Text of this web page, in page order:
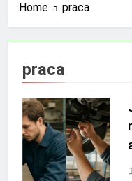
Home praca
praca